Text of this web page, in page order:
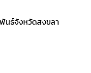
นธ์จังหวัดสงขลา